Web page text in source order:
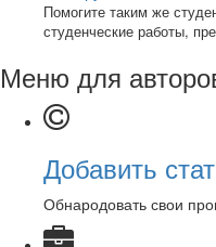
Помогите таким же
студенческие работы,
Меню для
Добавить
Обнародовать свои